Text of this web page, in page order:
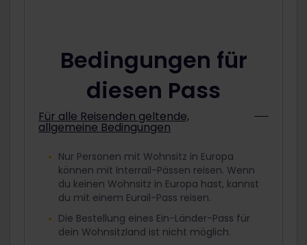
Bedingungen für
diesen Pass
Für alle Reisenden geltende,
allgemeine Bedingungen
Nur Personen mit Wohnsitz in Europa
können mit Interrail-Pässen reisen. Wenn
du keinen Wohnsitz in Europa hast, kannst
du mit einem Eurail-Pass reisen.
Die Bestellung eines Ein-Länder-Pass für
dein Wohnsitzland ist nicht möglich.